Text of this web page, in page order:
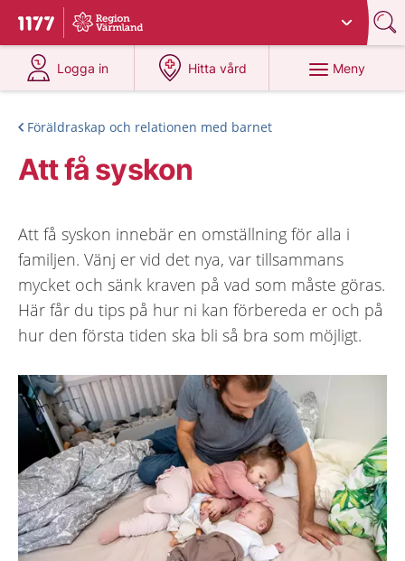
Till startsidan för 1177
Du har valt region
Logga in
på 1177.se
Hitta vård
på 1177.se
Meny
Föräldraskap och relationen med barnet
Att få syskon
Att få syskon innebär en omställning för alla i
familjen. Vänj er vid det nya, var tillsammans
mycket och sänk kraven på vad som måste göras.
Här får du tips på hur ni kan förbereda er och på
hur den första tiden ska bli så bra som möjligt.